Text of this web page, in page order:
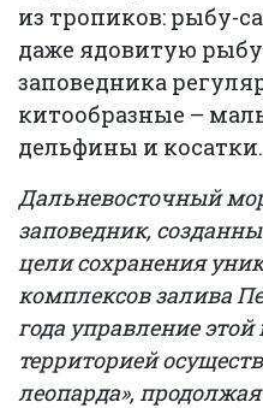
из тропиков: рыбу-
даже ядовитую
заповедника
китообразные –
дельфины и косатки.
Дальневосточный
заповедник,
цели сохранения
комплексов залива
года управление
территорией
леопарда»,